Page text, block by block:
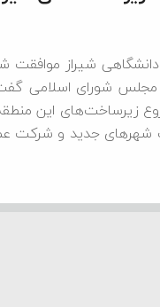
ویژه دانشگاهی شیراز
مجلس شورای اسلامی
زیرساخت‌های این
جدید و شرکت